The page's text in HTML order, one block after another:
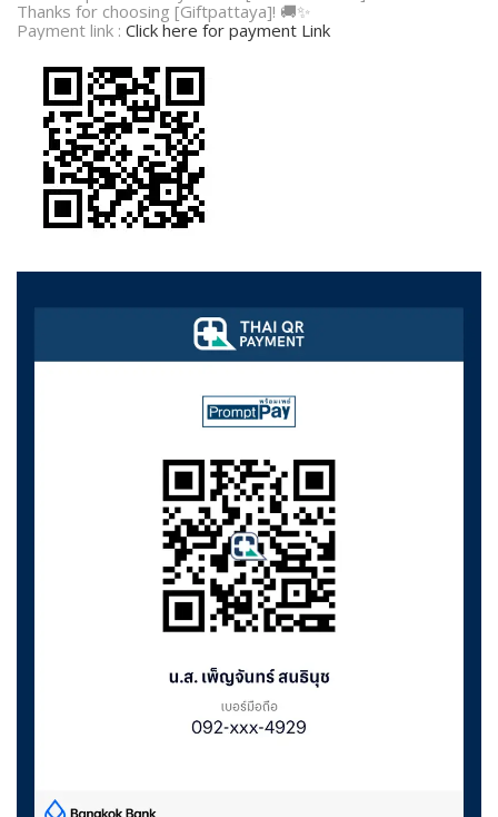
Thanks for choosing [Giftpattaya]! 🚚✨
Payment link : Click here for payment Link